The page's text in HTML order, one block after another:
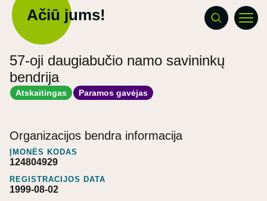
Ačiū jums!
57-oji daugiabučio namo savininkų
bendrija
Atskaitingas Paramos gavėjas
Organizacijos bendra informacija
ĮMONĖS KODAS
124804929
REGISTRACIJOS DATA
1999-08-02